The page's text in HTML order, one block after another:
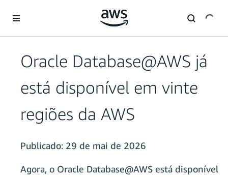
Pular para o conteúdo principal
Oracle Database@AWS já
está disponível em vinte
regiões da AWS
Publicado: 29 de mai de 2026
Agora, o Oracle Database@AWS está disponível